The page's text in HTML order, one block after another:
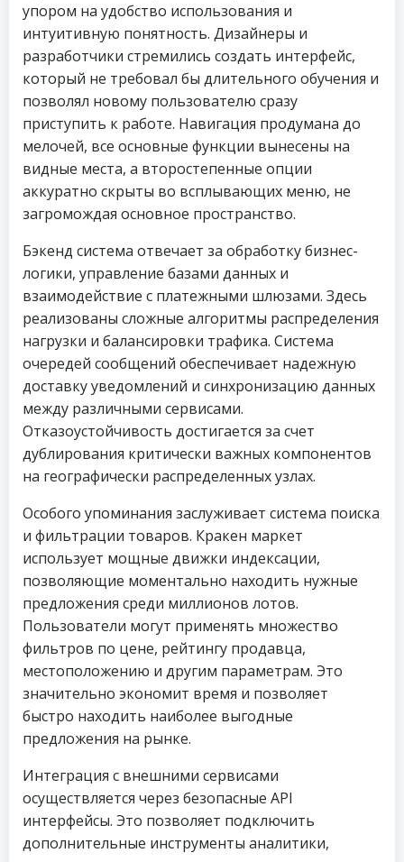
упором на удобство использования и
интуитивную понятность. Дизайнеры и
разработчики стремились создать интерфейс,
который не требовал бы длительного обучения и
позволял новому пользователю сразу
приступить к работе. Навигация продумана до
мелочей, все основные функции вынесены на
видные места, а второстепенные опции
аккуратно скрыты во всплывающих меню, не
загромождая основное пространство.
Бэкенд система отвечает за обработку бизнес-
логики, управление базами данных и
взаимодействие с платежными шлюзами. Здесь
реализованы сложные алгоритмы распределения
нагрузки и балансировки трафика. Система
очередей сообщений обеспечивает надежную
доставку уведомлений и синхронизацию данных
между различными сервисами.
Отказоустойчивость достигается за счет
дублирования критически важных компонентов
на географически распределенных узлах.
Особого упоминания заслуживает система поиска
и фильтрации товаров. Кракен маркет
использует мощные движки индексации,
позволяющие моментально находить нужные
предложения среди миллионов лотов.
Пользователи могут применять множество
фильтров по цене, рейтингу продавца,
местоположению и другим параметрам. Это
значительно экономит время и позволяет
быстро находить наиболее выгодные
предложения на рынке.
Интеграция с внешними сервисами
осуществляется через безопасные API
интерфейсы. Это позволяет подключить
дополнительные инструменты аналитики,